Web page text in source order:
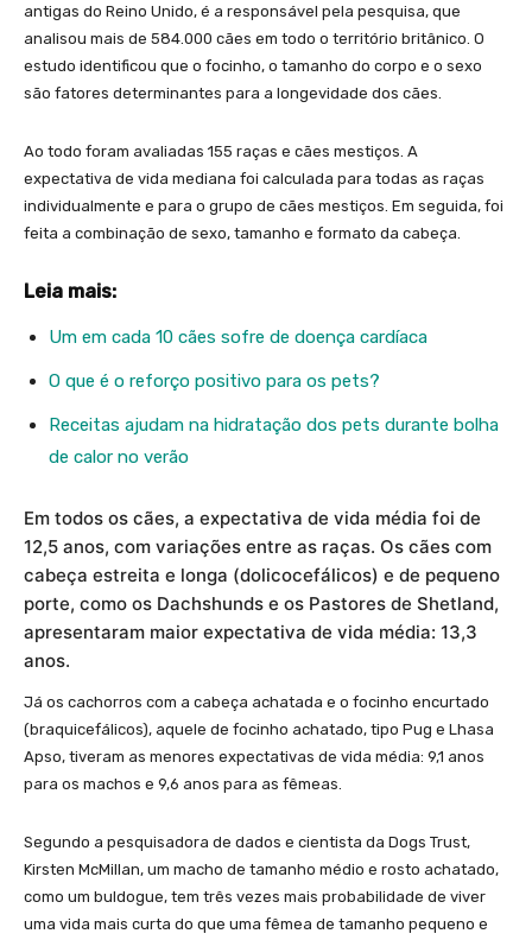
antigas do Reino Unido, é a responsável pela pesquisa, que
analisou mais de 584.000 cães em todo o território britânico. O
estudo identificou que o focinho, o tamanho do corpo e o sexo
são fatores determinantes para a longevidade dos cães.
Ao todo foram avaliadas 155 raças e cães mestiços. A
expectativa de vida mediana foi calculada para todas as raças
individualmente e para o grupo de cães mestiços. Em seguida, foi
feita a combinação de sexo, tamanho e formato da cabeça.
Leia mais:
Um em cada 10 cães sofre de doença cardíaca
O que é o reforço positivo para os pets?
Receitas ajudam na hidratação dos pets durante bolha
de calor no verão
Em todos os cães, a expectativa de vida média foi de
12,5 anos, com variações entre as raças. Os cães com
cabeça estreita e longa (dolicocefálicos) e de pequeno
porte, como os Dachshunds e os Pastores de Shetland,
apresentaram maior expectativa de vida média: 13,3
anos.
Já os cachorros com a cabeça achatada e o focinho encurtado
(braquicefálicos), aquele de focinho achatado, tipo Pug e Lhasa
Apso, tiveram as menores expectativas de vida média: 9,1 anos
para os machos e 9,6 anos para as fêmeas.
Segundo a pesquisadora de dados e cientista da Dogs Trust,
Kirsten McMillan, um macho de tamanho médio e rosto achatado,
como um buldogue, tem três vezes mais probabilidade de viver
uma vida mais curta do que uma fêmea de tamanho pequeno e